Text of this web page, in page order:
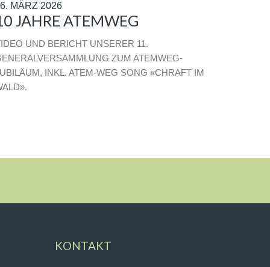
MÄRZ 2026
JAHRE ATEMWEG
UND BERICHT UNSERER 11.
ZUM ATEMWEG-
INKL. ATEM-WEG SONG «CHRAFT IM
KONTAKT